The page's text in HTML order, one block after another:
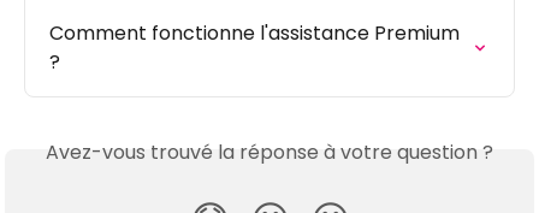
Comment fonctionne l'assistance Premium
?
Avez-vous trouvé la réponse à votre question ?